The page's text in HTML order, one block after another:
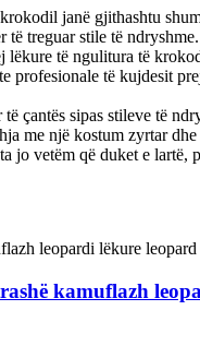
janë gjithashtu
të treguar stile të ndryshme.
lëkure të ngulitura të
të kujdesit
çantës sipas stileve të
me një kostum zyrtar
vetëm që duket e lartë,
kamuflazh